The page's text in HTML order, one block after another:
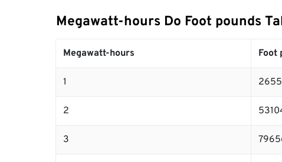
Megawatt-hours Do Foot pounds
Megawatt-hours Foot
1
2
3